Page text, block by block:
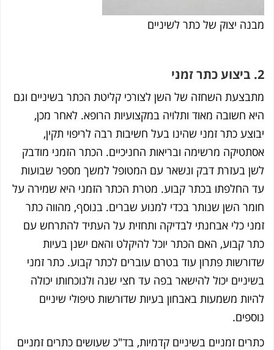
יצוק של כתר לשיניים
השחזה של השן לצורכי קליטת הכתר בשיניים וגם
חשובה מאוד ותלויה במקצועיות הרופא. לאחר מכן,
כתר זמני שהינו בעל חשיבות רבה לריפוי תקין,
מרשימה ובריאות החניכיים. הכתר הזמני מודבק
בעזרת דבק ונשאר עם המטופל למשך מספר שבועות
החלפתו בכתר קבוע. מטרת הכתר הזמני היא שמירה על
השן שנותר בכדי למנוע שברים. בנוסף, מהווה כתר
כלי אבחנתי לבדיקה ותחזית על העתיד להתרחש עם
קבוע, האם הכתר יוכל להיקלט והאם ישנן בעיות
פתרון עוד בטרם עוברים לכתר קבוע. כתר זמני
יכול להישאר בפה עד חצי שנה ולנוכחותו יכולה
משמעות באבחון בעיות שדורשות טיפולי שיניים
זמניים בשיניים קדמיות, בד"כ שעושים כתרים זמניים